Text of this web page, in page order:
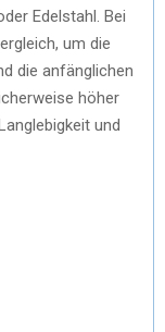
Edelstahl. Bei
um die
die anfänglichen
höher
und